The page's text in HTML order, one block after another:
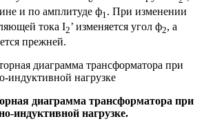
и по амплитуде ф1 . При изменении
тока I2’ изменяется угол ф2, а
прежней.
диаграмма трансформатора при
индуктивной нагрузке.